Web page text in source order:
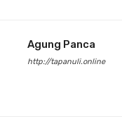
Agung Panca
http://tapanuli.online